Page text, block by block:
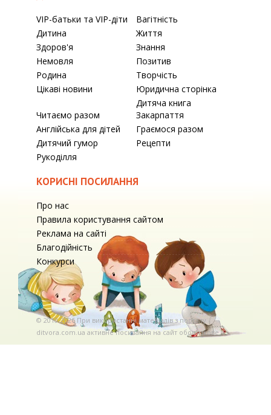
VIP-батьки та VIP-діти
Вагітність
Дитина
Життя
Здоров'я
Знання
Немовля
Позитив
Родина
Творчість
Цікаві новини
Юридична сторінка
Читаємо разом
Дитяча книга
Закарпаття
Англійська для дітей
Граємося разом
Дитячий гумор
Рецепти
Рукоділля
КОРИСНІ ПОСИЛАННЯ
Про нас
Правила користування сайтом
Реклама на сайті
Благодійність
Конкурси
© 2010-2026 При використаннi матерiалiв з порталу
ditvora.com.ua активне посилання на сайт обов'язкове. .